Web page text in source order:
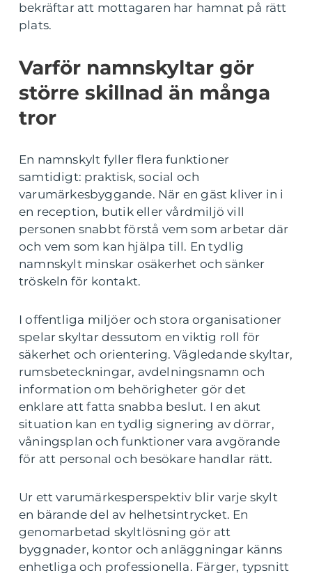
bekräftar att mottagaren har hamnat på rätt
plats.
Varför namnskyltar gör
större skillnad än många
tror
En namnskylt fyller flera funktioner
samtidigt: praktisk, social och
varumärkesbyggande. När en gäst kliver in i
en reception, butik eller vårdmiljö vill
personen snabbt förstå vem som arbetar där
och vem som kan hjälpa till. En tydlig
namnskylt minskar osäkerhet och sänker
tröskeln för kontakt.
I offentliga miljöer och stora organisationer
spelar skyltar dessutom en viktig roll för
säkerhet och orientering. Vägledande skyltar,
rumsbeteckningar, avdelningsnamn och
information om behörigheter gör det
enklare att fatta snabba beslut. I en akut
situation kan en tydlig signering av dörrar,
våningsplan och funktioner vara avgörande
för att personal och besökare handlar rätt.
Ur ett varumärkesperspektiv blir varje skylt
en bärande del av helhetsintrycket. En
genomarbetad skyltlösning gör att
byggnader, kontor och anläggningar känns
enhetliga och professionella. Färger, typsnitt